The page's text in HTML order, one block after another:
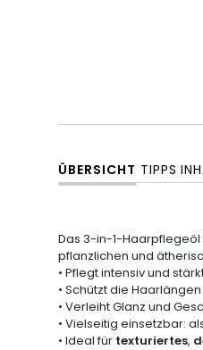
ÜBERSICHT TIPPS
Das 3-in-1-Haarpflegeöl
pflanzlichen und
• Pflegt intensiv und
• Schützt die
• Verleiht Glanz und
• Vielseitig einsetzbar:
• Ideal für texturiertes,